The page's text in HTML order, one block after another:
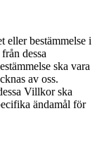
eller bestämmelse i
dessa
ska vara
av oss.
Villkor ska
ändamål för